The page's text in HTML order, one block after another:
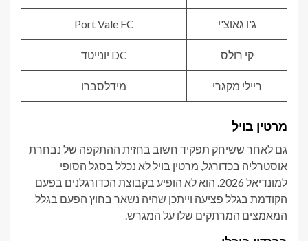
ג'ו גאוצ'י Port Vale FC
קי רולס DC יונייטד
ריילי מקגרי מידלסברו
מרטין בויל
גם לאחר ששיחק תפקיד חשוב בחזית ההתקפה של נבחרת
אוסטרליה בכדורגל, מרטין בויל לא נכלל בסגל הסופי
למונדיאל 2026. הוא לא הופיע בקבוצת הכדורגלנים בפעם
הקודמת בגלל פציעה וייתכן שהיה נשאר בחוץ הפעם בגלל
המאמצים המרתקים שלו על המגרש.